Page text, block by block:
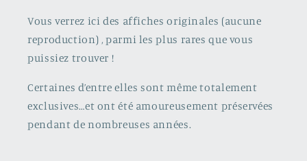
Vous verrez ici des affiches originales (aucune
reproduction) , parmi les plus rares que vous
puissiez trouver !
Certaines d’entre elles sont même totalement
exclusives…et ont été amoureusement préservées
pendant de nombreuses années.